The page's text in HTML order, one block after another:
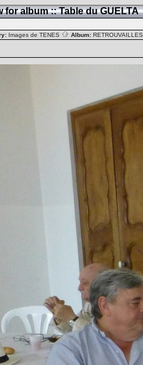
for album :: Table du GUELTA
Images de TENES Album: RETROUVAILLES